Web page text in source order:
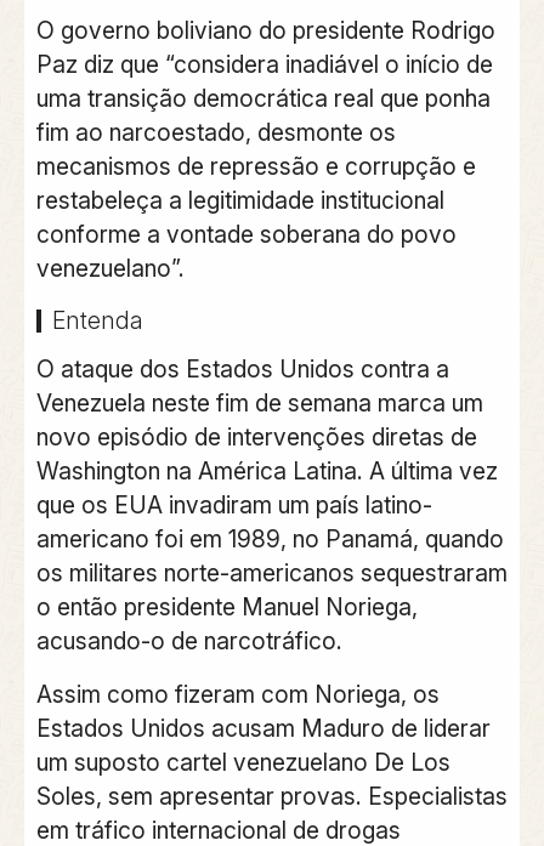
O governo boliviano do presidente Rodrigo
Paz diz que “considera inadiável o início de
uma transição democrática real que ponha
fim ao narcoestado, desmonte os
mecanismos de repressão e corrupção e
restabeleça a legitimidade institucional
conforme a vontade soberana do povo
venezuelano”.
Entenda
O ataque dos Estados Unidos contra a
Venezuela neste fim de semana marca um
novo episódio de intervenções diretas de
Washington na América Latina. A última vez
que os EUA invadiram um país latino-
americano foi em 1989, no Panamá, quando
os militares norte-americanos sequestraram
o então presidente Manuel Noriega,
acusando-o de narcotráfico.
Assim como fizeram com Noriega, os
Estados Unidos acusam Maduro de liderar
um suposto cartel venezuelano De Los
Soles, sem apresentar provas. Especialistas
em tráfico internacional de drogas